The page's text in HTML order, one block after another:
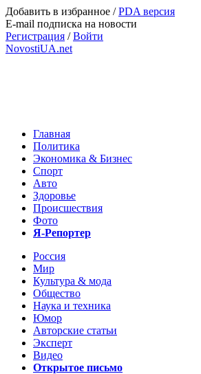
Добавить в избранное /PDA версия
E-mail подписка на новости
Регистрация /Войти
NovostiUA.net
Главная
Политика
Экономика & Бизнес
Спорт
Авто
Здоровье
Происшествия
Фото
Я-Репортер
Россия
Мир
Культура & мода
Общество
Наука и техника
Юмор
Авторские статьи
Эксперт
Видео
Открытое письмо